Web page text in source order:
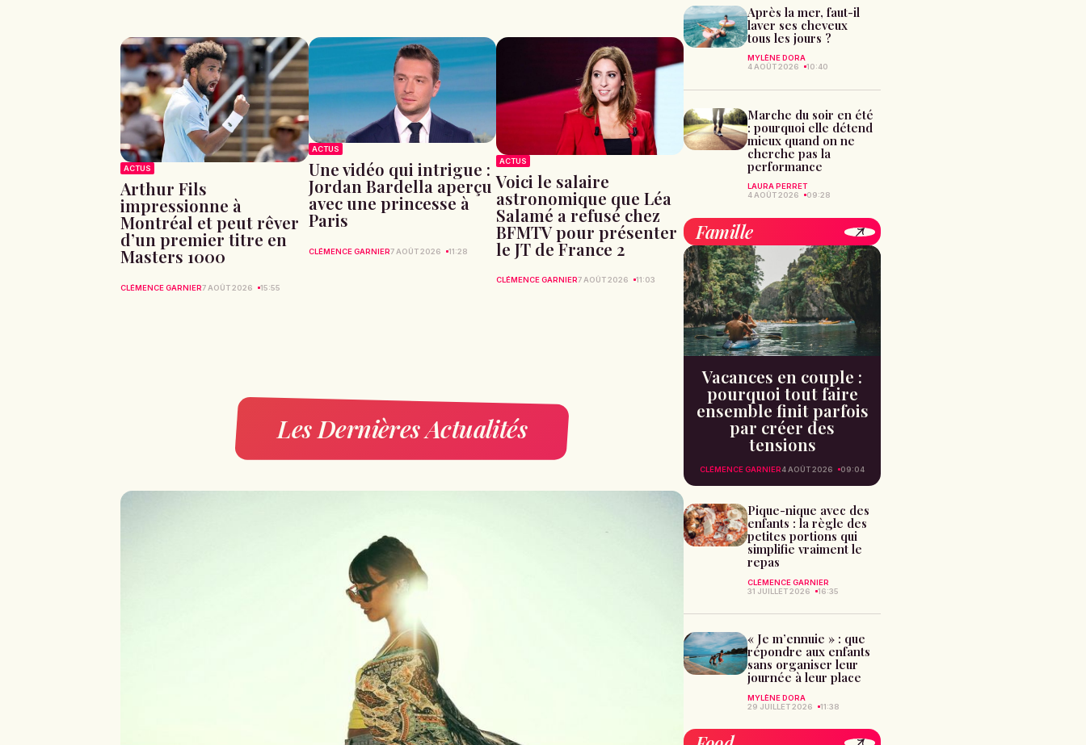
ACTUS
Arthur Fils
impressionne à
Montréal et peut rêver
d’un premier titre en
Masters 1000
CLÉMENCE GARNIER7 AOÛT 2026 15:55
ACTUS
Une vidéo qui intrigue :
Jordan Bardella aperçu
avec une princesse à
Paris
CLÉMENCE GARNIER7 AOÛT 2026 11:28
ACTUS
Voici le salaire
astronomique que Léa
Salamé a refusé chez
BFMTV pour présenter
le JT de France 2
CLÉMENCE GARNIER7 AOÛT 2026 11:03
Les Dernières Actualités
Après la mer, faut-il
laver ses cheveux
tous les jours ?
MYLÈNE DORA
4 AOÛT 2026
10:40
Marche du soir en été
: pourquoi elle détend
mieux quand on ne
cherche pas la
performance
LAURA PERRET
4 AOÛT 2026
09:28
Famille
Vacances en couple :
pourquoi tout faire
ensemble finit parfois
par créer des
tensions
CLÉMENCE GARNIER4 AOÛT 2026 09:04
Pique-nique avec des
enfants : la règle des
petites portions qui
simplifie vraiment le
repas
CLÉMENCE GARNIER
31 JUILLET 2026
16:35
« Je m’ennuie » : que
répondre aux enfants
sans organiser leur
journée à leur place
MYLÈNE DORA
29 JUILLET 2026
11:38